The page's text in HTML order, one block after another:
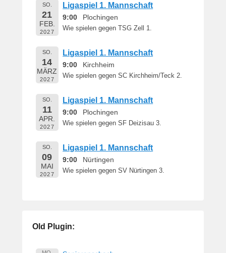
SO.
21
FEB.
2027
Ligaspiel 1. Mannschaft
9:00 Plochingen
Wie spielen gegen TSG Zell 1.
SO.
14
MÄRZ
2027
Ligaspiel 1. Mannschaft
9:00 Kirchheim
Wie spielen gegen SC Kirchheim/Teck 2.
SO.
11
APR.
2027
Ligaspiel 1. Mannschaft
9:00 Plochingen
Wie spielen gegen SF Deizisau 3.
SO.
09
MAI
2027
Ligaspiel 1. Mannschaft
9:00 Nürtingen
Wie spielen gegen SV Nürtingen 3.
Old Plugin: